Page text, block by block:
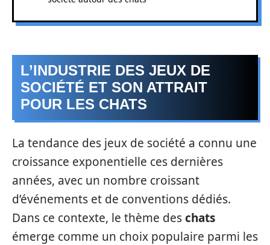
L’INDUSTRIE DES JEUX DE
SOCIÉTÉ ET SON ATTRAIT
POUR LES CHATS
La tendance des jeux de société a connu une
croissance exponentielle ces dernières
années, avec un nombre croissant
d’événements et de conventions dédiés.
Dans ce contexte, le thème deschats
émerge comme un choix populaire parmi les